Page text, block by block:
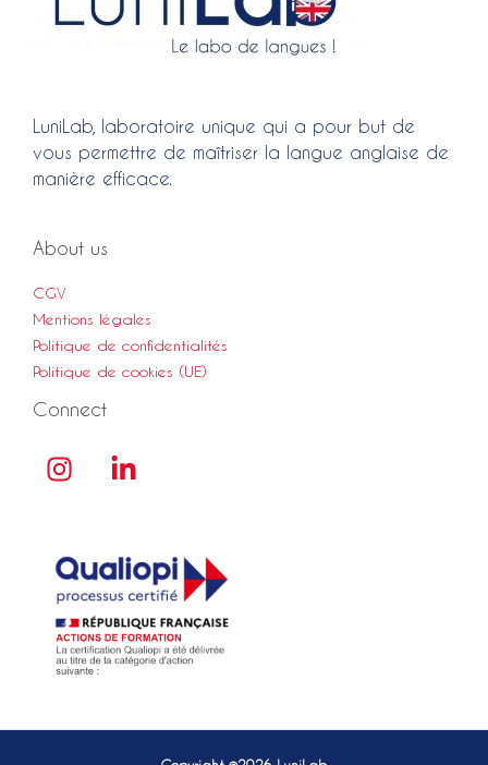
LuniLab, laboratoire unique qui a pour but de
vous permettre de maîtriser la langue anglaise de
manière efficace.
About us
CGV
Mentions légales
Politique de confidentialités
Politique de cookies (UE)
Connect